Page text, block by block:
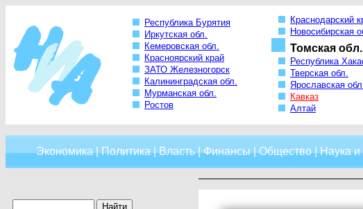
Республика Бурятия
Иркутская обл.
Кемеровская обл.
Красноярский край
ЗАТО Железногорск
Калининградская обл.
Мурманская обл.
Ростов
Краснодарский
Новосибирская
Томская обл.
Республика
Тверская обл.
Ярославская
Кавказ
Алтай
Экономика|Политика|Власть|Финансы|Общество|Наука и